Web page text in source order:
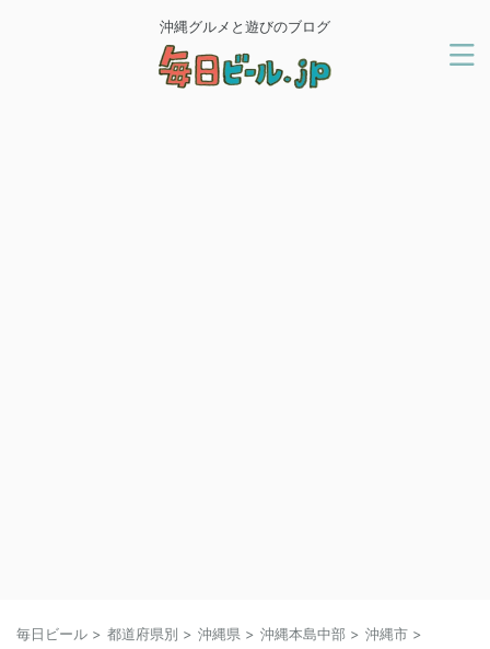
沖縄グルメと遊びのブログ
毎日ビール > 都道府県別 > 沖縄県 > 沖縄本島中部 > 沖縄市 >